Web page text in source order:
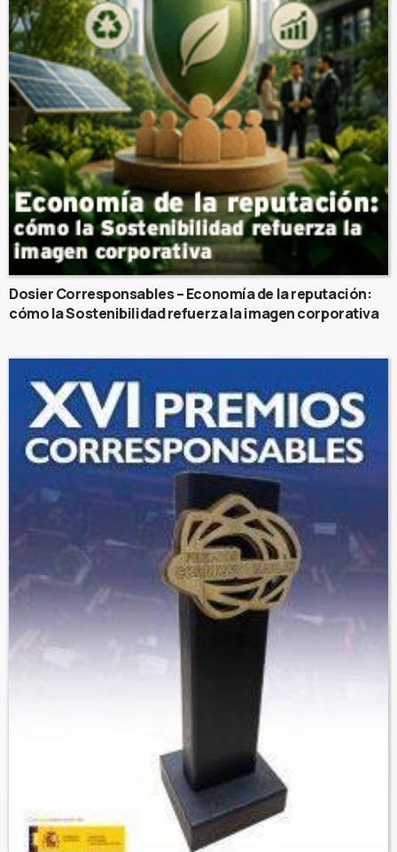
Dosier Corresponsables – Economía de la reputación:
cómo la Sostenibilidad refuerza la imagen corporativa